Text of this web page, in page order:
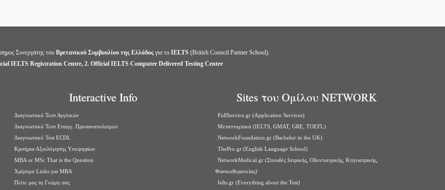
Συνεργάτης του Βρετανικού Συμβουλίου της Ελλάδος για το IELTS (British Council Partner School).
IELTS Registration Centre, 2. Official IELTS Computer Delivered Testing Centre
Interactive Info
Διαγνωστικό Τεστ Αγγλικών
Διαγνωστικό Τεστ Επαγγ. Προσανατολισμού
Διαγνωστικό Test ECDL
Κριτήρια Αξιολόγησης Υποψηφίων
MBA or MSc That is the Question
Χρήσιμα Links για ΜBA
Πείτε μας τη Γνώμη σας
Sites του Ομίλου NETWORK
FullService.gr (Application Services)
Μεταπτυχιακά (IELTS, GMAT, GRE, TOEFL)
NetworkFoundation.gr (Bachelor in the UK)
ThePro.gr (English Language School)
NetworkMedical.gr (Σπουδές Ιατρικής, Οδοντιατρικής, Κτηνιατρικής,
Φυσικοθεραπείας)
Ielts.gr (Everything about the Test)